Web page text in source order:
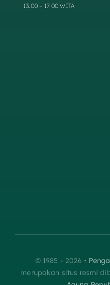
13.00 – 17.00 WITA
© 1985 - 2026 •
merupakan situs resmi